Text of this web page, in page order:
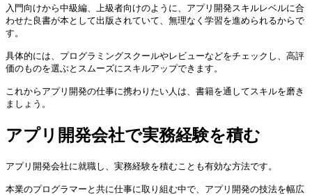
入門向けから中級編、上級者向けのように、アプリ開発スキルレベルに合
わせた良書が本として出版されていて、無理なく学習を進められるからで
す。
具体的には、プログラミングスクールやレビューなどをチェックし、高評
価のものを選ぶとスムーズにスキルアップできます。
これからアプリ開発の仕事に携わりたい人は、書籍を通してスキルを磨き
ましょう。
アプリ開発会社で実務経験を積む
アプリ開発会社に就職し、実務経験を積むことも有効な方法です。
本業のプログラマーと共に仕事に取り組む中で、アプリ開発の技法を幅広